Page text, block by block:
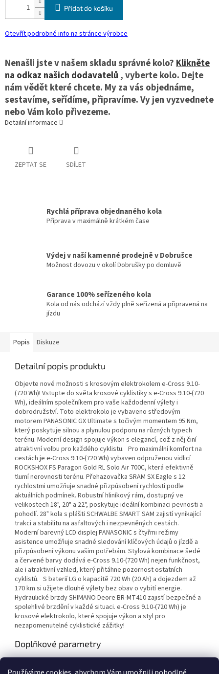
Přidat do košíku
Otevřít podrobné info na stránce výrobce
Nenašli jste v našem skladu správné kolo? Klikněte
na odkaz našich dodavatelů , vyberte kolo. Dejte
nám vědět které chcete. My za vás objednáme,
sestavíme, seřídíme, připravíme. Vy jen vyzvednete
nebo Vám kolo přivezeme.
Detailní informace
ZEPTAT SE SDÍLET
Rychlá příprava objednaného kola
Příprava v maximálně krátkém čase
Výdej v naší kamenné prodejně v Dobrušce
Možnost dovozu v okolí Dobrušky po domluvě
Garance 100% seřízeného kola
Kola od nás odchází vždy plně seřízená a připravená na
jízdu
Popis Diskuze
Detailní popis produktu
Objevte nové možnosti s krosovým elektrokolem e-Cross 9.10-
(720 Wh)! Vstupte do světa krosové cyklistiky s e-Cross 9.10-(720
Wh), ideálním společníkem pro vaše každodenní výlety i
dobrodružství. Toto elektrokolo je vybaveno středovým
motorem PANASONIC GX Ultimate s točivým momentem 95 Nm,
který poskytuje silnou a plynulou podporu na různých typech
terénu. Moderní design spojuje výkon s elegancí, což z něj činí
atraktivní volbu pro každého cyklistu. Pro maximální komfort na
cestách je e-Cross 9.10-(720 Wh) vybaven odpruženou vidlicí
ROCKSHOX FS Paragon Gold RL Solo Air 700C, která efektivně
tlumí nerovnosti terénu. Přehazovačka SRAM SX Eagle s 12
rychlostmi umožňuje snadné přizpůsobení rychlosti podle
aktuálních podmínek. Robustní hliníkový rám, dostupný ve
velikostech 18", 20" a 22", poskytuje ideální kombinaci pevnosti a
pohodlí. 28" kola s plášti SCHWALBE SMART SAM zajistí vynikající
trakci a stabilitu na asfaltových i nezpevněných cestách.
Moderní barevný LCD displej PANASONIC s čtyřmi režimy
asistence umožňuje snadné sledování klíčových údajů o jízdě a
přizpůsobení výkonu vašim potřebám. Stylová kombinace šedé
a červené barvy dodává e-Cross 9.10-(720 Wh) nejen funkčnost,
ale i atraktivní vzhled, který přitáhne pozornost ostatních
cyklistů. S baterií LG o kapacitě 720 Wh (20 Ah) a dojezdem až
170 km si užijete dlouhé výlety bez obav o vybití energie.
Hydraulické brzdy SHIMANO Deore BR-MT410 zajistí bezpečné a
spolehlivé brzdění v každé situaci. e-Cross 9.10-(720 Wh) je
krosové elektrokolo, které spojuje výkon a styl pro
nezapomenutelné cyklistické zážitky!
Doplňkové parametry